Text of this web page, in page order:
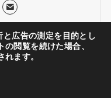
広告の測定を目的とし
閲覧を続けた場合、
ます。